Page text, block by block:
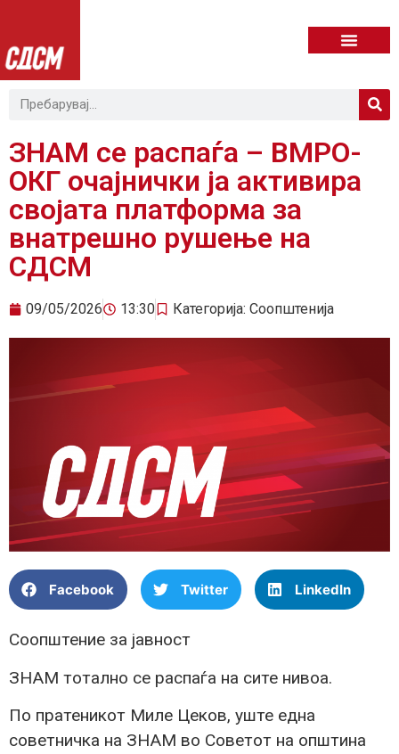
ЗНАМ се распаѓа – ВМРО-
ОКГ очајнички ја активира
својата платформа за
внатрешно рушење на
СДСМ
09/05/2026 13:30 Категорија: Соопштенија
Facebook Twitter LinkedIn
Соопштение за јавност
ЗНАМ тотално се распаѓа на сите нивоа.
По пратеникот Миле Цеков, уште една
советничка на ЗНАМ во Советот на општина